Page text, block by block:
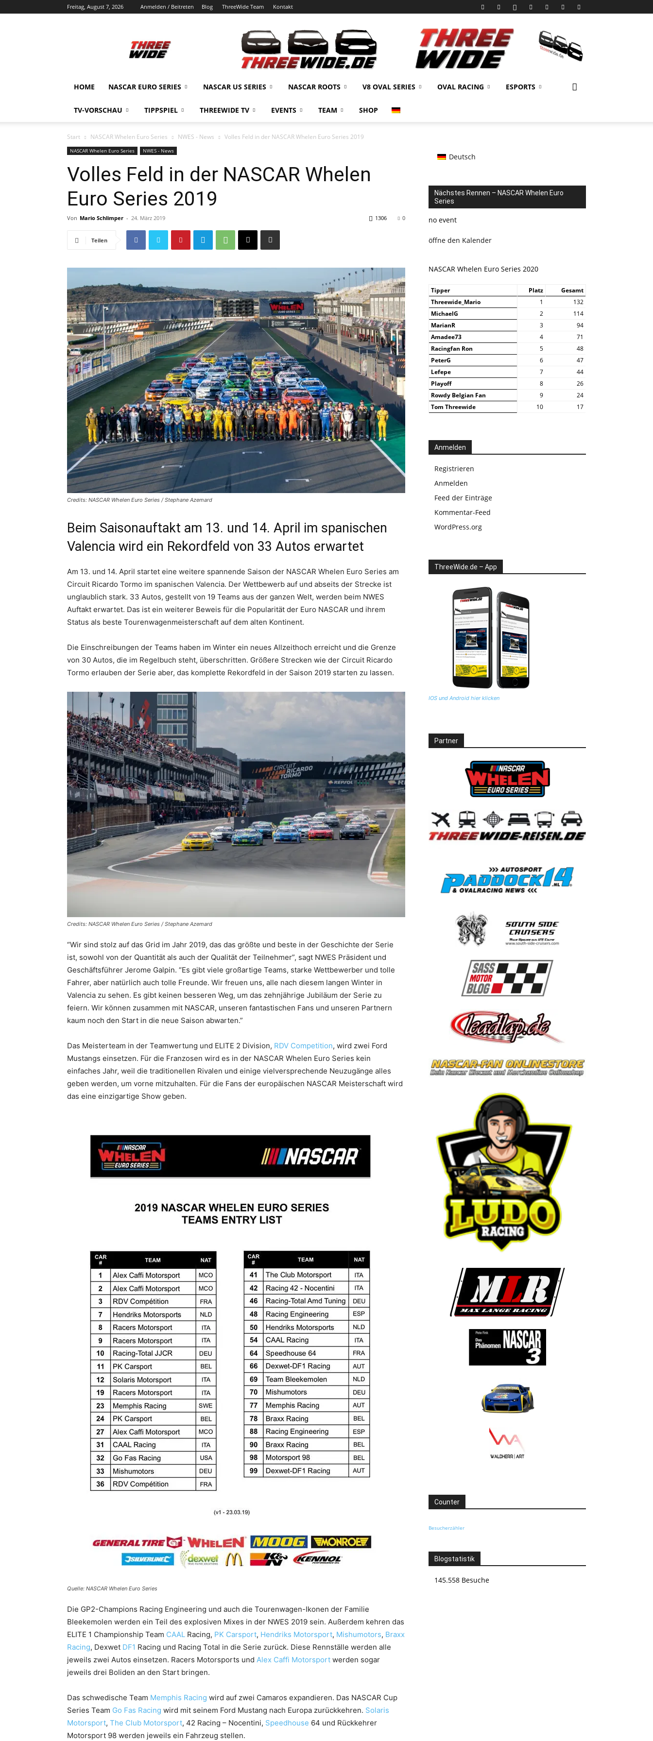
Freitag, August 7, 2026 Anmelden / Beitreten Blog ThreeWide Team Kontakt
HOME NASCAR EURO SERIES NASCAR US SERIES NASCAR ROOTS V8 OVAL SERIES OVAL RACING ESPORTS
TV-VORSCHAU TIPPSPIEL THREEWIDE TV EVENTS TEAM SHOP
Start NASCAR Whelen Euro Series NWES - News Volles Feld in der NASCAR Whelen Euro Series 2019
NASCAR Whelen Euro Series NWES - News
Volles Feld in der NASCAR Whelen
Euro Series 2019
Von Mario Schlimper - 24. März 2019 0
1306
Teilen
Credits: NASCAR Whelen Euro Series / Stephane Azemard
Beim Saisonauftakt am 13. und 14. April im spanischen
Valencia wird ein Rekordfeld von 33 Autos erwartet
Am 13. und 14. April startet eine weitere spannende Saison der NASCAR Whelen Euro Series am
Circuit Ricardo Tormo im spanischen Valencia. Der Wettbewerb auf und abseits der Strecke ist
unglaublich stark. 33 Autos, gestellt von 19 Teams aus der ganzen Welt, werden beim NWES
Auftakt erwartet. Das ist ein weiterer Beweis für die Popularität der Euro NASCAR und ihrem
Status als beste Tourenwagenmeisterschaft auf dem alten Kontinent.
Die Einschreibungen der Teams haben im Winter ein neues Allzeithoch erreicht und die Grenze
von 30 Autos, die im Regelbuch steht, überschritten. Größere Strecken wie der Circuit Ricardo
Tormo erlauben der Serie aber, das komplette Rekordfeld in der Saison 2019 starten zu lassen.
Credits: NASCAR Whelen Euro Series / Stephane Azemard
“Wir sind stolz auf das Grid im Jahr 2019, das das größte und beste in der Geschichte der Serie
ist, sowohl von der Quantität als auch der Qualität der Teilnehmer”, sagt NWES Präsident und
Geschäftsführer Jerome Galpin. “Es gibt viele großartige Teams, starke Wettbewerber und tolle
Fahrer, aber natürlich auch tolle Freunde. Wir freuen uns, alle nach diesem langen Winter in
Valencia zu sehen. Es gibt keinen besseren Weg, um das zehnjährige Jubiläum der Serie zu
feiern. Wir können zusammen mit NASCAR, unseren fantastischen Fans und unseren Partnern
kaum noch den Start in die neue Saison abwarten.”
Das Meisterteam in der Teamwertung und ELITE 2 Division, RDV Competition, wird zwei Ford
Mustangs einsetzen. Für die Franzosen wird es in der NASCAR Whelen Euro Series kein
einfaches Jahr, weil die traditionellen Rivalen und einige vielversprechende Neuzugänge alles
geben werden, um vorne mitzuhalten. Für die Fans der europäischen NASCAR Meisterschaft wird
das eine einzigartige Show geben.
Quelle: NASCAR Whelen Euro Series
Die GP2-Champions Racing Engineering und auch die Tourenwagen-Ikonen der Familie
Bleekemolen werden ein Teil des explosiven Mixes in der NWES 2019 sein. Außerdem kehren das
ELITE 1 Championship Team CAAL Racing, PK Carsport, Hendriks Motorsport, Mishumotors, Braxx
Racing, Dexwet DF1 Racing und Racing Total in die Serie zurück. Diese Rennställe werden alle
jeweils zwei Autos einsetzen. Racers Motorsports und Alex Caffi Motorsport werden sogar
jeweils drei Boliden an den Start bringen.
Das schwedische Team Memphis Racing wird auf zwei Camaros expandieren. Das NASCAR Cup
Series Team Go Fas Racing wird mit seinem Ford Mustang nach Europa zurückkehren. Solaris
Motorsport, The Club Motorsport, 42 Racing – Nocentini, Speedhouse 64 und Rückkehrer
Motorsport 98 werden jeweils ein Fahrzeug stellen.
Deutsch
Nächstes Rennen – NASCAR Whelen Euro
Series
no event
öffne den Kalender
NASCAR Whelen Euro Series 2020
Tipper Platz
Gesamt
Threewide_Mario
1
132
MichaelG
2
114
MarianR
3
94
Amadee73
4
71
Racingfan Ron
5
48
PeterG
6
47
Lefepe
7
44
Playoff
8
26
Rowdy Belgian Fan
9
24
Tom Threewide
10 17
Anmelden
Registrieren
Anmelden
Feed der Einträge
Kommentar-Feed
WordPress.org
ThreeWide.de – App
IOS und Android hier klicken
Partner
Counter
Besucherzähler
Blogstatistik
145.558 Besuche